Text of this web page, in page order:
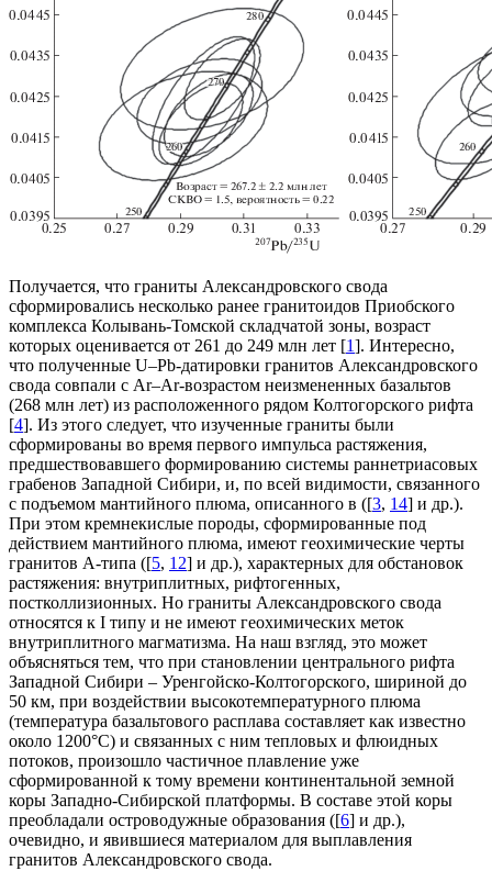
Получается, что граниты Александровского свода
сформировались несколько ранее гранитоидов Приобского
комплекса Колывань-Томской складчатой зоны, возраст
которых оценивается от 261 до 249 млн лет [1]. Интересно,
что полученные U–Pb-датировки гранитов Александровского
свода совпали с Ar–Ar-возрастом неизмененных базальтов
(268 млн лет) из расположенного рядом Колтогорского рифта
[4]. Из этого следует, что изученные граниты были
сформированы во время первого импульса растяжения,
предшествовавшего формированию системы раннетриасовых
грабенов Западной Сибири, и, по всей видимости, связанного
с подъемом мантийного плюма, описанного в ([3, 14] и др.).
При этом кремнекислые породы, сформированные под
действием мантийного плюма, имеют геохимические черты
гранитов А-типа ([5, 12] и др.), характерных для обстановок
растяжения: внутриплитных, рифтогенных,
постколлизионных. Но граниты Александровского свода
относятся к I типу и не имеют геохимических меток
внутриплитного магматизма. На наш взгляд, это может
объясняться тем, что при становлении центрального рифта
Западной Сибири – Уренгойско-Колтогорского, шириной до
50 км, при воздействии высокотемпературного плюма
(температура базальтового расплава составляет как известно
около 1200°C) и связанных с ним тепловых и флюидных
потоков, произошло частичное плавление уже
сформированной к тому времени континентальной земной
коры Западно-Сибирской платформы. В составе этой коры
преобладали островодужные образования ([6] и др.),
очевидно, и явившиеся материалом для выплавления
гранитов Александровского свода.